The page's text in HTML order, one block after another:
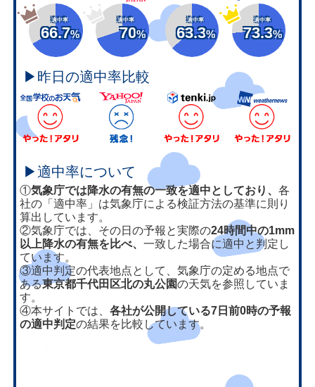
適中率
66.7%
適中率
70%
適中率
63.3%
適中率
73.3%
▶昨日の適中率比較
▶適中率について
①気象庁では降水の有無の一致を適中としており、各
社の「適中率」は気象庁による検証方法の基準に則り
算出しています。
②気象庁では、その日の予報と実際の24時間中の1mm
以上降水の有無を比べ、一致した場合に適中と判定し
ています。
③適中判定の代表地点として、気象庁の定める地点で
ある東京都千代田区北の丸公園の天気を参照していま
す。
④本サイトでは、各社が公開している7日前0時の予報
の適中判定の結果を比較しています。